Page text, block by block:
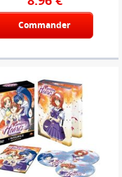
Commander